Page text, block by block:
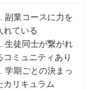
副業コースに力を
れている
生徒同士が繋がれ
コミュニティあり
学期ごとの決まっ
カリキュラム